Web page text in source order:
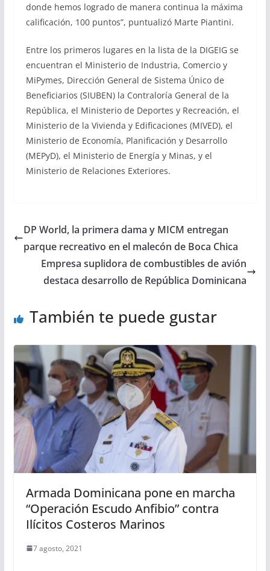
donde hemos logrado de manera continua la máxima
calificación, 100 puntos”, puntualizó Marte Piantini.
Entre los primeros lugares en la lista de la DIGEIG se
encuentran el Ministerio de Industria, Comercio y
MiPymes, Dirección General de Sistema Único de
Beneficiarios (SIUBEN) la Contraloría General de la
República, el Ministerio de Deportes y Recreación, el
Ministerio de la Vivienda y Edificaciones (MIVED), el
Ministerio de Economía, Planificación y Desarrollo
(MEPyD), el Ministerio de Energía y Minas, y el
Ministerio de Relaciones Exteriores.
DP World, la primera dama y MICM entregan
parque recreativo en el malecón de Boca Chica
Empresa suplidora de combustibles de avión
destaca desarrollo de República Dominicana
También te puede gustar
Armada Dominicana pone en marcha
“Operación Escudo Anfibio” contra
Ilícitos Costeros Marinos
7 agosto, 2021